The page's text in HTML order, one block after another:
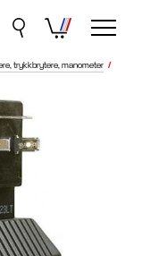
trykkbrytere, manometer /